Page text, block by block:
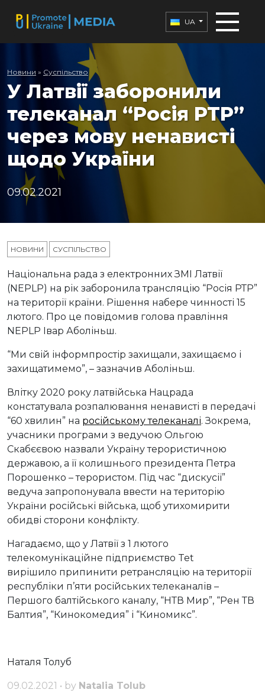
UA
Новини » Суспільство
У Латвії заборонили
телеканал “Росія РТР”
через мову ненависті
щодо України
09.02.2021
НОВИНИ СУСПІЛЬСТВО
Національна рада з електронних ЗМІ Латвії
(NEPLP) на рік заборонила трансляцію “Росія РТР”
на території країни. Рішення набере чинності 15
лютого. Про це повідомив голова правління
NEPLP Івар Аболіньш.
“Ми свій інформпростір захищали, захищаємо і
захищатимемо”, – зазначив Аболіньш.
Влітку 2020 року латвійська Нацрада
констатувала розпалювання ненависті в передачі
“60 хвилин” на російському телеканалі. Зокрема,
учасники програми з ведучою Ольгою
Скабєєвою назвали Україну терористичною
державою, а її колишнього президента Петра
Порошенко – терористом. Під час “дискусії”
ведуча запропонувала ввести на територію
України російські війська, щоб утихомирити
обидві сторони конфлікту.
Нагадаємо, що у Латвії з 1 лютого
телекомунікаційне підприємство Tet
вирішило припинити ретрансляцію на території
республіки п’яти російських телеканалів –
Першого балтійського каналу, “НТВ Мир”, “Рен ТВ
Балтия”, “Кинокомедия” і “Киномикс”.
Наталя Толуб
09.02.2021 • by Natalia Tolub